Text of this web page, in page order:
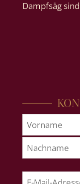
Dampfsäg
Business